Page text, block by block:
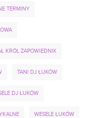
TERMINY
KRÓL ZAPOWIEDNIK
TANI DJ ŁUKÓW
DJ ŁUKÓW
WESELE ŁUKÓW